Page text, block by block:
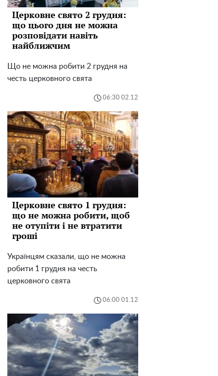
Церковне свято 2 грудня:
що цього дня не можна
розповідати навіть
найближчим
Що не можна робити 2 грудня на
честь церковного свята
06:30 02.12
Церковне свято 1 грудня:
що не можна робити, щоб
не отупіти і не втратити
гроші
Українцям сказали, що не можна
робити 1 грудня на честь
церковного свята
06:00 01.12